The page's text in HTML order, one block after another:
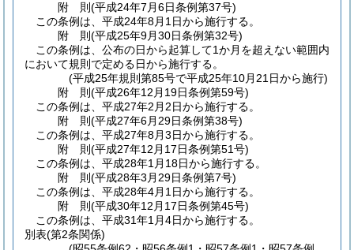
附 則(平成24年7月6日条例第37号)
この条例は、平成24年8月1日から施行する。
附 則(平成25年9月30日条例第32号)
この条例は、公布の日から起算して1か月を超えない範囲内
において規則で定める日から施行する。
(平成25年規則第85号で平成25年10月21日から施行)
附 則(平成26年12月19日条例第59号)
この条例は、平成27年2月2日から施行する。
附 則(平成27年6月29日条例第38号)
この条例は、平成27年8月3日から施行する。
附 則(平成27年12月17日条例第51号)
この条例は、平成28年1月18日から施行する。
附 則(平成28年3月29日条例第7号)
この条例は、平成28年4月1日から施行する。
附 則(平成30年12月17日条例第45号)
この条例は、平成31年1月4日から施行する。
別表(第2条関係)